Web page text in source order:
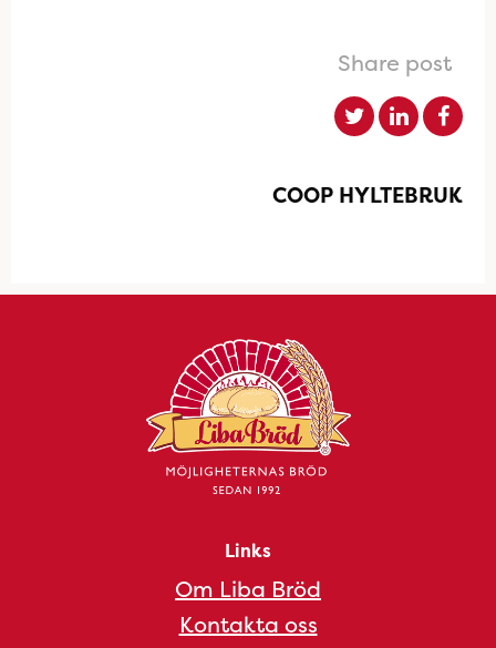
Share post
COOP HYLTEBRUK
Links
Om Liba Bröd
Kontakta oss